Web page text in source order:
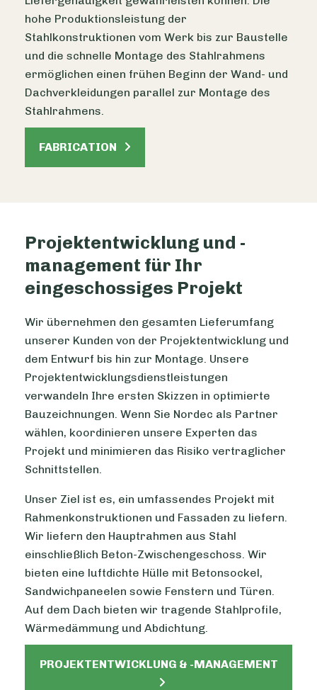
hohe Produktionsleistung der
Stahlkonstruktionen vom Werk bis zur Baustelle
und die schnelle Montage des Stahlrahmens
ermöglichen einen frühen Beginn der Wand- und
Dachverkleidungen parallel zur Montage des
Stahlrahmens.
FABRICATION
Projektentwicklung und -
management für Ihr
eingeschossiges Projekt
Wir übernehmen den gesamten Lieferumfang
unserer Kunden von der Projektentwicklung und
dem Entwurf bis hin zur Montage. Unsere
Projektentwicklungsdienstleistungen
verwandeln Ihre ersten Skizzen in optimierte
Bauzeichnungen. Wenn Sie Nordec als Partner
wählen, koordinieren unsere Experten das
Projekt und minimieren das Risiko vertraglicher
Schnittstellen.
Unser Ziel ist es, ein umfassendes Projekt mit
Rahmenkonstruktionen und Fassaden zu liefern.
Wir liefern den Hauptrahmen aus Stahl
einschließlich Beton-Zwischengeschoss. Wir
bieten eine luftdichte Hülle mit Betonsockel,
Sandwichpaneelen sowie Fenstern und Türen.
Auf dem Dach bieten wir tragende Stahlprofile,
Wärmedämmung und Abdichtung.
PROJEKTENTWICKLUNG & -MANAGEMENT